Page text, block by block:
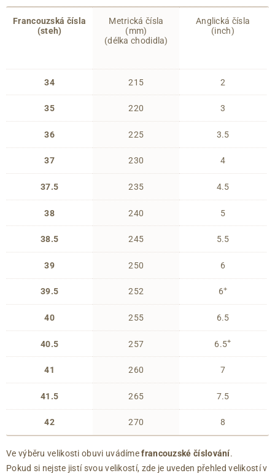
Francouzská čísla
(steh)
34
35
36
37
37.5
38
38.5
39
39.5
40
40.5
41
41.5
42
Metrická čísla
(mm)
(délka chodidla)
215
220
225
230
235
240
245
250
252
255
257
260
265
270
Anglická čísla
(inch)
2
3
3.5
4
4.5
5
5.5
6
6+
6.5
6.5+
7
7.5
8
Ve výběru velikosti obuvi uvádímefrancouzské číslování.
Pokud si nejste jistí svou velikostí, zde je uveden přehled velikostí v